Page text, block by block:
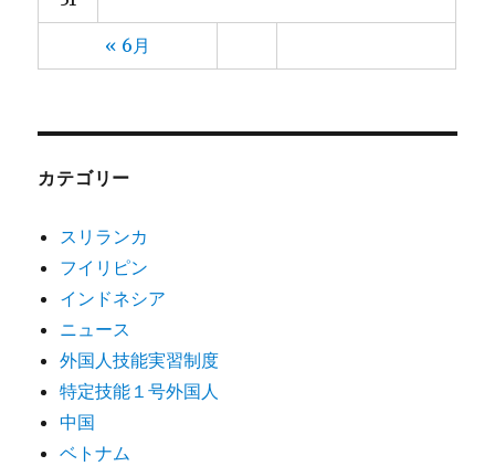
« 6月
カテゴリー
スリランカ
フイリピン
インドネシア
ニュース
外国人技能実習制度
特定技能１号外国人
中国
ベトナム